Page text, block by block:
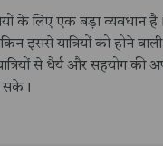
के लिए एक बड़ा व्यवधान है।
इससे यात्रियों को
से धैर्य और सहयोग
सके।